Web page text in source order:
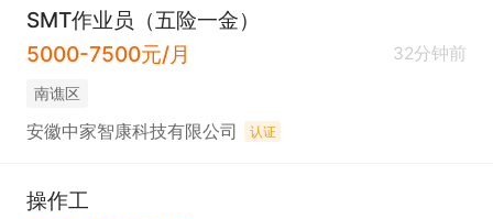
SMT作业员（五险一金）
5000-7500元/月
32分钟前
南谯区
安徽中家智康科技有限公司 认证
操作工